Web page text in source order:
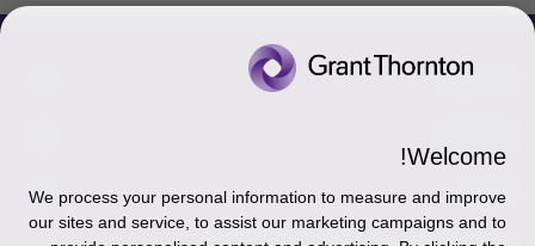
צור קשר
כניסה לעובדים - דוא"ל
אודותינו
זיכרון והנצחה
תקנון
Welcome!
We process your personal information to measure and improve
our sites and service, to assist our marketing campaigns and to